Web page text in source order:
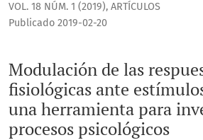
VOL. 18 NÚM. 1 (2019), ARTÍCULOS
Modulación de las
fisiológicas ante
una herramienta para
procesos psicológicos
Publicado 2019-02-20